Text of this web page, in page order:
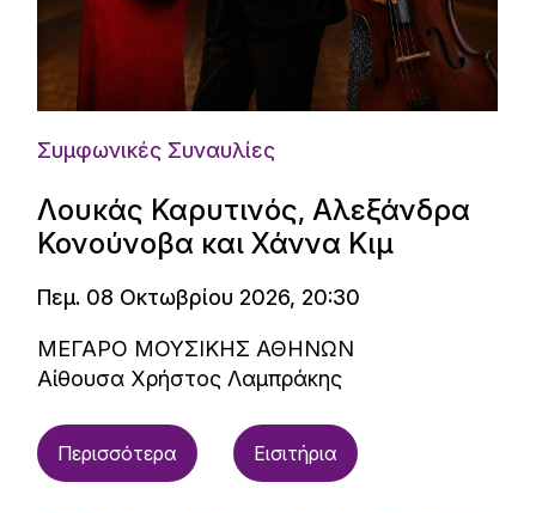
Συμφωνικές Συναυλίες
Λουκάς Καρυτινός, Αλεξάνδρα
Κονούνοβα και Χάννα Κιμ
Πεμ. 08 Οκτωβρίου 2026, 20:30
ΜΕΓΑΡΟ ΜΟΥΣΙΚΗΣ ΑΘΗΝΩΝ
Αίθουσα Χρήστος Λαμπράκης
Περισσότερα Εισιτήρια